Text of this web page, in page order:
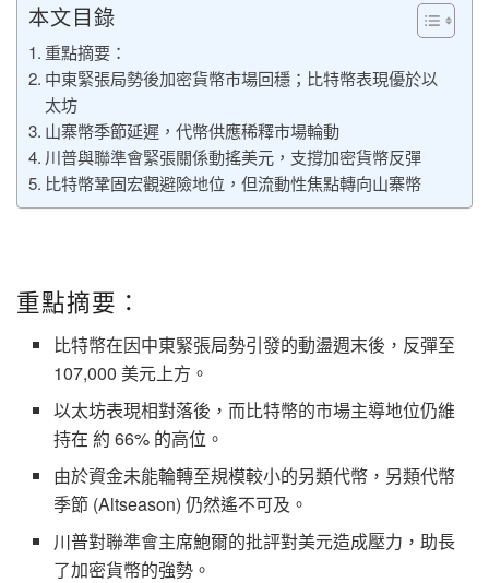
本文目錄
重點摘要：
中東緊張局勢後加密貨幣市場回穩；比特幣表現優於以
太坊
山寨幣季節延遲，代幣供應稀釋市場輪動
川普與聯準會緊張關係動搖美元，支撐加密貨幣反彈
比特幣鞏固宏觀避險地位，但流動性焦點轉向山寨幣
重點摘要：
比特幣在因中東緊張局勢引發的動盪週末後， 反彈至
107,000 美元上方 。
以太坊表現相對落後，而比特幣的市場主導地位仍維
持在約 66% 的高位。
由於資金未能輪轉至規模較小的另類代幣，另類代幣
季節 (Altseason) 仍然遙不可及。
川普對聯準會主席鮑爾的批評對美元造成壓力，助長
了加密貨幣的強勢。